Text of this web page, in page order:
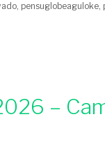
pensuglobeaguloke
–